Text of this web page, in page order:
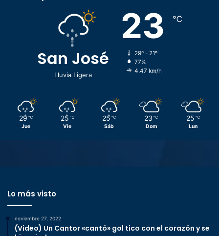
San José
Lluvia Ligera
23 ℃
29º - 21º
77%
4.47 km/h
29 ℃
Jue
25 ℃
Vie
25 ℃
Sáb
23 ℃
Dom
25 ℃
Lun
Lo más visto
noviembre 27, 2022
(Video) Un Cantor «cantó» gol tico con el corazón y se